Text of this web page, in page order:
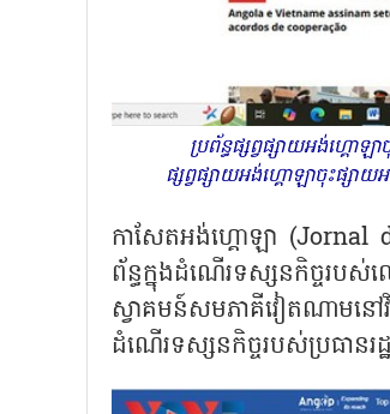
ប្រព័ន្ធផ្សព្វផ្សាយអង់ហ្គោ
ផ្សព្វផ្សាយអង់ហ្គោឡាចុះផ្សា
កាសែតអង់ហ្គោឡា (Jornal
ព័ន្ធក្នុងដំណើរទស្សនកិច្ចរប
ស្វាគមន៍សមភាគីវៀតណាមនៅ
ដំណើរទស្សនកិច្ចរបស់ប្រធានរ